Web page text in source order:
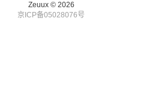
Zeuux © 2026
京ICP备05028076号